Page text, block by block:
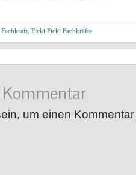
Ficki Ficki Fachkräfte
Kommentar
um einen